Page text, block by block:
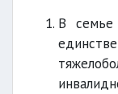
В семье